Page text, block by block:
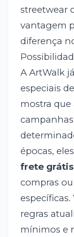
streetwear
vantagem
diferença
A ArtWalk
especiais
mostra que
épocas,
frete grátis
compras
regras
mínimos e